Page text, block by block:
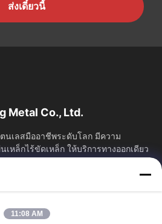
ส่งเดี๋ยวนี้
Metal Co., Ltd.
นเลสมืออาชีพระดับโลก มีความ
หล็กไร้ขัดเหล็ก ให้บริการทางออกเดียว
ทัวร์โรงงาน
11:08 AM